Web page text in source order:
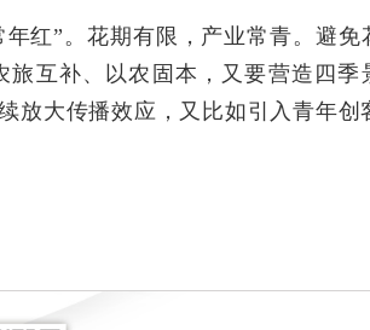
红”。花期有限，产业常青。避免
互补、以农固本，又要营造四季
放大传播效应，又比如引入青年创